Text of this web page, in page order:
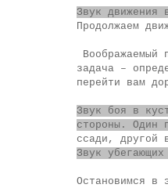
Звук движения
Продолжаем
задача –
перейти вам
Звук боя в
стороны. Один
ссади, другой
Звук
Остановимся в